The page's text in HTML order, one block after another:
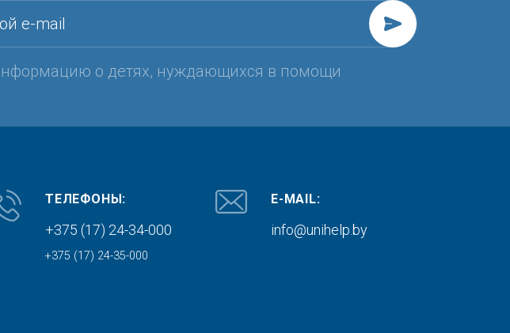
e-mail
о детях, нуждающихся в помощи
ТЕЛЕФОНЫ:
+375 (17) 24-34-000
+375 (17) 24-35-000
E-MAIL:
info@unihelp.by